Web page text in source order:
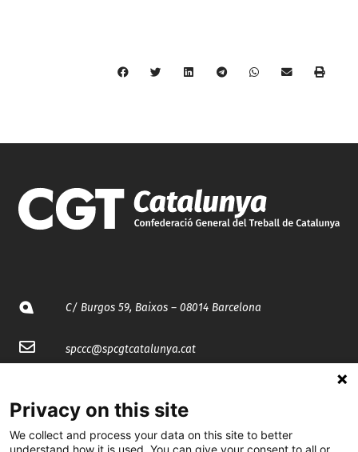
C/ Burgos 59, Baixos – 08014 Barcelona
spccc@spcgtcatalunya.cat
@CGTCatalunya
Privacy on this site
We collect and process your data on this site to better
understand how it is used. You can give your consent to all or